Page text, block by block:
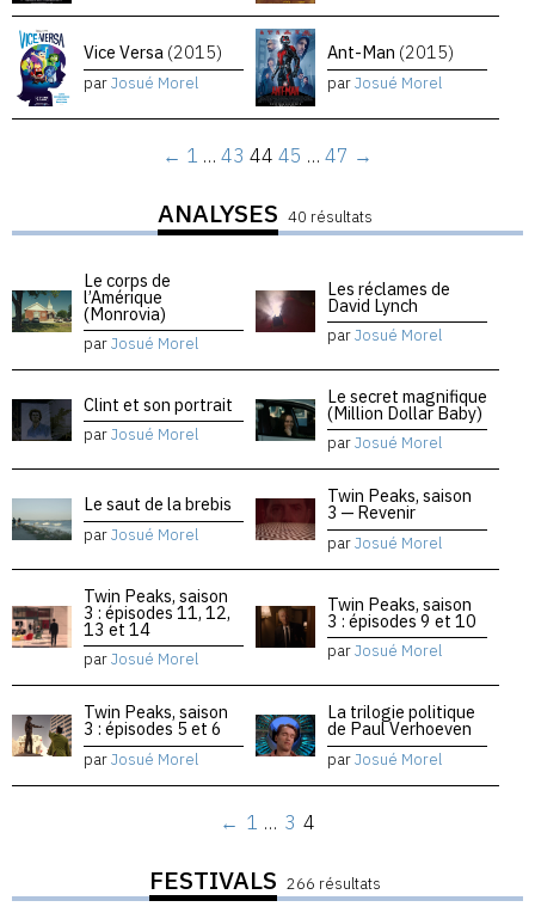
Vice Versa (2015)
parJosué Morel
Ant-Man (2015)
parJosué Morel
← 1 … 43 44 45 … 47 →
ANALYSES 40 résultats
Le corps de
l’Amérique
(Monrovia)
parJosué Morel
Les réclames de
David Lynch
parJosué Morel
Clint et son portrait
parJosué Morel
Le secret magnifique
(Million Dollar Baby)
parJosué Morel
Le saut de la brebis
parJosué Morel
Twin Peaks, saison
3 — Revenir
parJosué Morel
Twin Peaks, saison
3 : épisodes 11, 12,
13 et 14
parJosué Morel
Twin Peaks, saison
3 : épisodes 9 et 10
parJosué Morel
Twin Peaks, saison
3 : épisodes 5 et 6
parJosué Morel
La trilogie politique
de Paul Verhoeven
parJosué Morel
← 1 … 3 4
FESTIVALS 266 résultats